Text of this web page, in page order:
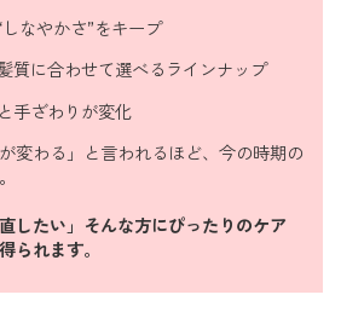
なやかさ”をキープ
質に合わせて選べるラインナップ
手ざわりが変化
変わる」と言われるほど、今の時期の
したい」そんな方にぴったりのケア
られます。